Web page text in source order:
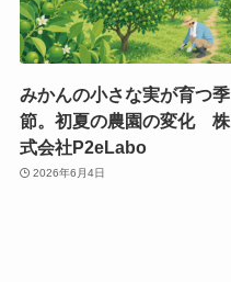
みかんの小さな実が育つ季
節。初夏の農園の変化 株
式会社P2eLabo
2026年6月4日